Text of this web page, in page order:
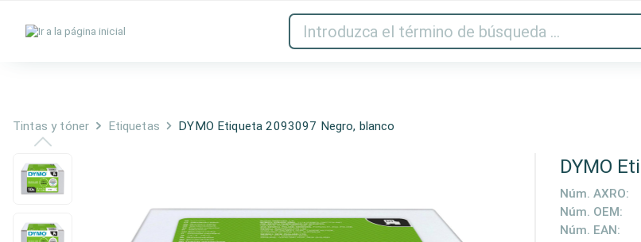
Red Audio y vídeo Impresora y escáner
Tintas y tóner Etiquetas DYMO Etiqueta 2093097 Negro, blanco
DYMO
Núm. AXRO:
Núm. OEM:
Núm. EAN: